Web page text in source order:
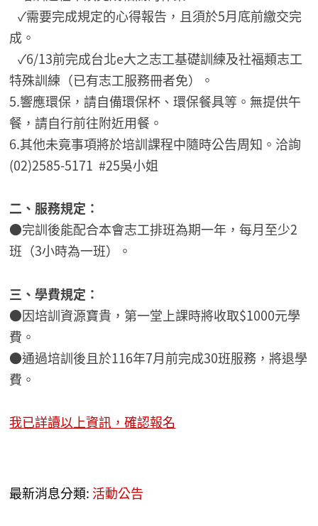
✓需要完成規定的心得報告，且須於5月底前繳交完
成。
✓6/13前完成台北e大之志工基礎訓練及社福類志工
特殊訓練（已有志工服務冊者免）。
5.響應環保，請自備環保杯、環保餐具等。無提供午
餐，請自行前往附近用餐。
6.其他未竟事項將於培訓課程中隨時公告周知。洽詢
(02)2585-5171 #25吳小姐
二、服務規定：
●完訓後能配合本會志工排班為期一年，每月至少2
班（3小時為一班）。
三、學費規定：
●因培訓資源寶貴，第一堂上課時將收取$1000元學
費。
●通過培訓後且於116年7月前完成30班服務，將退學
費。
我已詳讀以上資訊，確認報名
最新消息分類: 活動公告